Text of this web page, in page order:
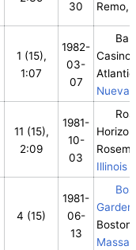
30
Remo,
1 (15),
1:07
1982-
03-
07
Casino
Nueva
11 (15),
2:09
1981-
10-
03
Illinois
4 (15)
1981-
06-
13
Garden
Boston,